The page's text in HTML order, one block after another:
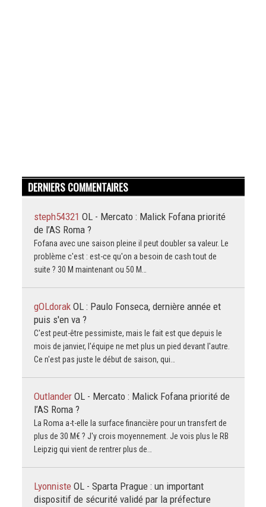
DERNIERS COMMENTAIRES
steph54321 OL - Mercato : Malick Fofana priorité
de l’AS Roma ?
Fofana avec une saison pleine il peut doubler sa valeur. Le
problème c'est : est-ce qu'on a besoin de cash tout de
suite ? 30 M maintenant ou 50 M…
gOLdorak OL : Paulo Fonseca, dernière année et
puis s'en va ?
C'est peut-être pessimiste, mais le fait est que depuis le
mois de janvier, l'équipe ne met plus un pied devant l'autre.
Ce n'est pas juste le début de saison, qui…
Outlander OL - Mercato : Malick Fofana priorité de
l’AS Roma ?
La Roma a-t-elle la surface financière pour un transfert de
plus de 30 M€ ? J'y crois moyennement. Je vois plus le RB
Leipzig qui vient de rentrer plus de…
Lyonniste OL - Sparta Prague : un important
dispositif de sécurité validé par la préfecture